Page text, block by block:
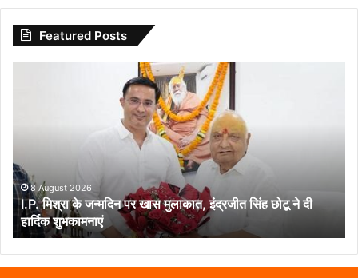
Featured Posts
मुलाकात,
इंद्रजीत
सिंह
छोटू
ने
दी
हार्दिक
8 August 2026
I.P. मिश्रा के जन्मदिन पर खास मुलाकात, इंद्रजीत सिंह छोटू ने दी
हार्दिक शुभकामनाएं